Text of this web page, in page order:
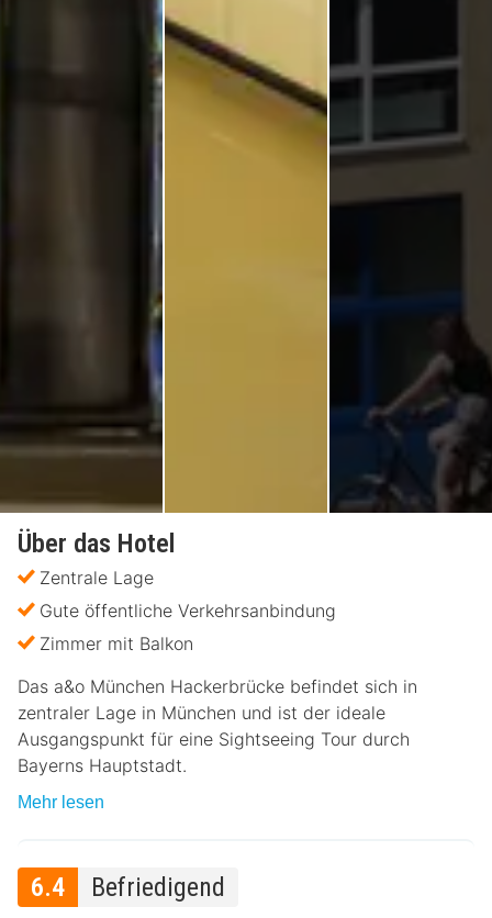
Über das Hotel
Zentrale Lage
Gute öffentliche Verkehrsanbindung
Zimmer mit Balkon
Das a&o München Hackerbrücke befindet sich in
zentraler Lage in München und ist der ideale
Ausgangspunkt für eine Sightseeing Tour durch
Bayerns Hauptstadt.
Mehr lesen
6.4 Befriedigend